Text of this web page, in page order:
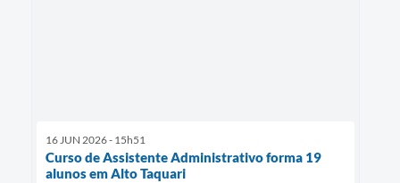
16 JUN 2026 - 15h51
Curso de Assistente Administrativo forma 19
alunos em Alto Taquari